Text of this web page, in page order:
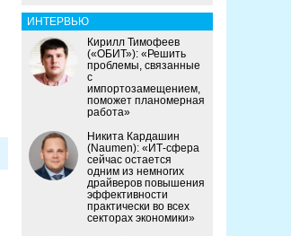
ИНТЕРВЬЮ
Кирилл Тимофеев
(«ОБИТ»): «Решить
проблемы, связанные
с
импортозамещением,
поможет планомерная
работа»
Никита Кардашин
(Naumen): «ИТ-сфера
сейчас остается
одним из немногих
драйверов повышения
эффективности
практически во всех
секторах экономики»